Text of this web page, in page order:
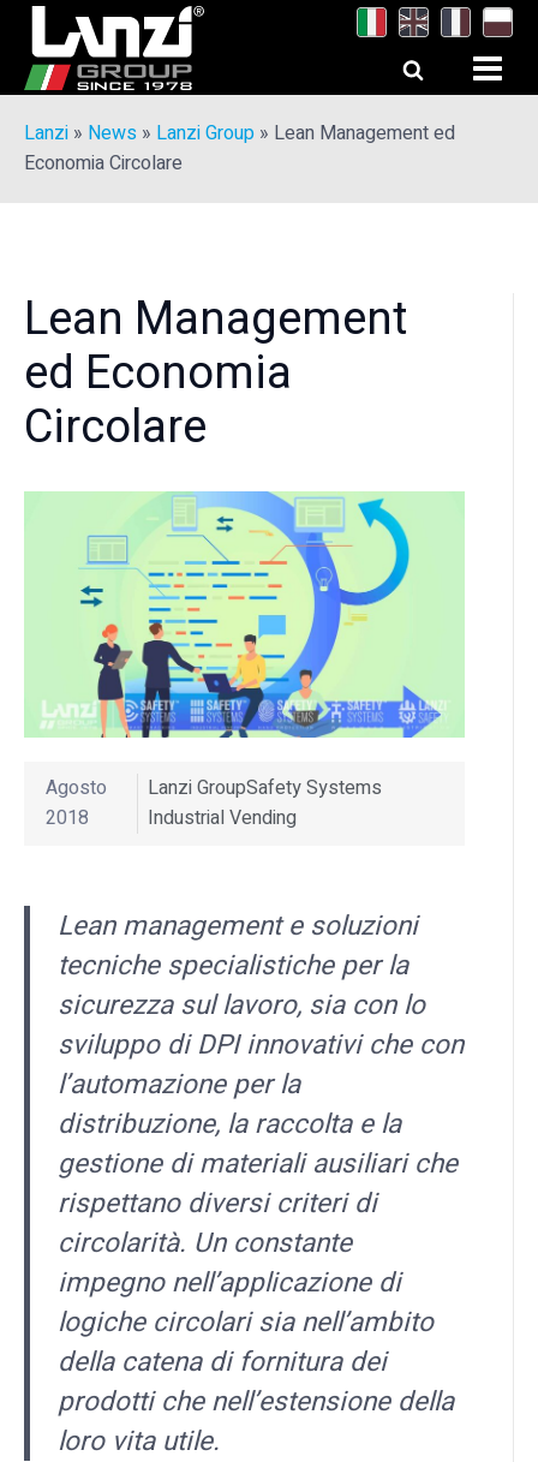
Lanzi » News » Lanzi Group » Lean Management ed
Economia Circolare
Lean Management
ed Economia
Circolare
Agosto
2018
Lanzi GroupSafety Systems
Industrial Vending
Lean management e soluzioni
tecniche specialistiche per la
sicurezza sul lavoro, sia con lo
sviluppo di DPI innovativi che con
l’automazione per la
distribuzione, la raccolta e la
gestione di materiali ausiliari che
rispettano diversi criteri di
circolarità. Un constante
impegno nell’applicazione di
logiche circolari sia nell’ambito
della catena di fornitura dei
prodotti che nell’estensione della
loro vita utile.